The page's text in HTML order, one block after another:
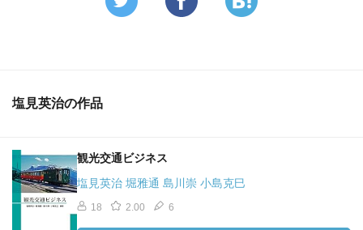
塩見英治の作品
観光交通ビジネス
塩見英治 堀雅通 島川崇 小島克巳
18 2.00 6